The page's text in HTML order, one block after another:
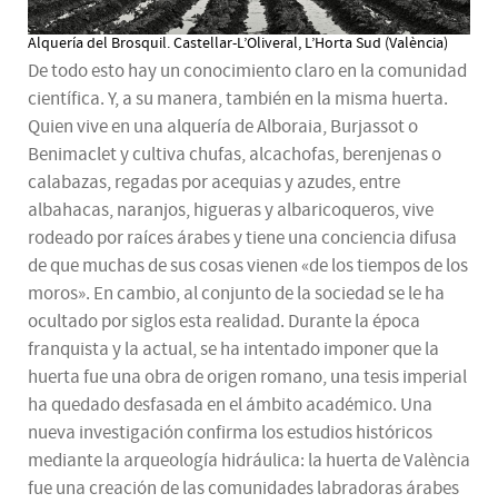
Alquería del Brosquil. Castellar-L’Oliveral, L’Horta Sud (València)
De todo esto hay un conocimiento claro en la comunidad
científica. Y, a su manera, también en la misma huerta.
Quien vive en una alquería de Alboraia, Burjassot o
Benimaclet y cultiva chufas, alcachofas, berenjenas o
calabazas, regadas por acequias y azudes, entre
albahacas, naranjos, higueras y albaricoqueros, vive
rodeado por raíces árabes y tiene una conciencia difusa
de que muchas de sus cosas vienen «de los tiempos de los
moros». En cambio, al conjunto de la sociedad se le ha
ocultado por siglos esta realidad. Durante la época
franquista y la actual, se ha intentado imponer que la
huerta fue una obra de origen romano, una tesis imperial
ha quedado desfasada en el ámbito académico. Una
nueva investigación confirma los estudios históricos
mediante la arqueología hidráulica: la huerta de València
fue una creación de las comunidades labradoras árabes